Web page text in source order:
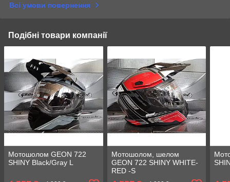
Всі умови повернення
Подібні товари компанії
Мотошолом GEON 722
SHINY Black/Gray L
Мотошолом, шелом
GEON 722 SHINY WHITE-
RED -S